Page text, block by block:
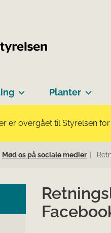
Planter
er overgået til Styrelsen
Mød os på sociale medier